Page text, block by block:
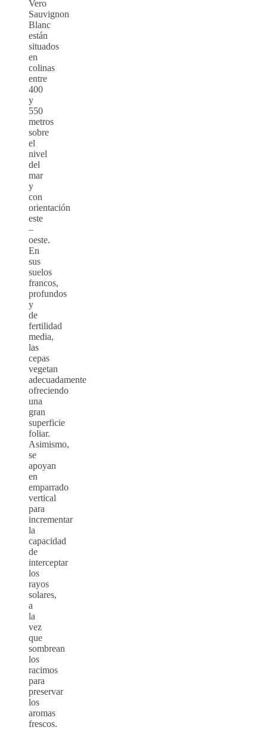
Vero
Sauvignon
Blanc
están
situados
en
colinas
entre
400
y
550
metros
sobre
el
nivel
del
mar
y
con
orientación
este
–
oeste.
En
sus
suelos
francos,
profundos
y
de
fertilidad
media,
las
cepas
vegetan
adecuadamente
ofreciendo
una
gran
superficie
foliar.
Asimismo,
se
apoyan
en
emparrado
vertical
para
incrementar
la
capacidad
de
interceptar
los
rayos
solares,
a
la
vez
que
sombrean
los
racimos
para
preservar
los
aromas
frescos.